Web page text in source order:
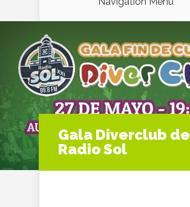
Gala Diverclub de
Radio Sol